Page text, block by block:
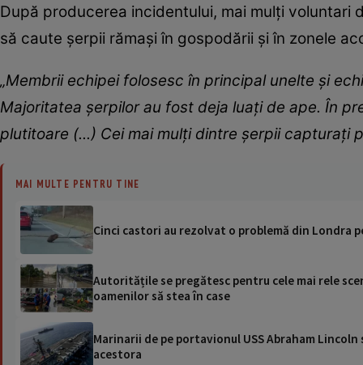
După producerea incidentului, mai mulți
să caute șerpii rămași în gospodării și în zonele
„Membrii echipei folosesc în principal unelte și
Majoritatea șerpilor au fost deja luați de ape. În
plutitoare (...) Cei mai mulți dintre șerpii capturați
MAI MULTE PENTRU TINE
Cinci castori au rezolvat o problemă din Londra
Autoritățile se pregătesc pentru cele mai rele
oamenilor să stea în case
Marinarii de pe portavionul USS Abraham
acestora